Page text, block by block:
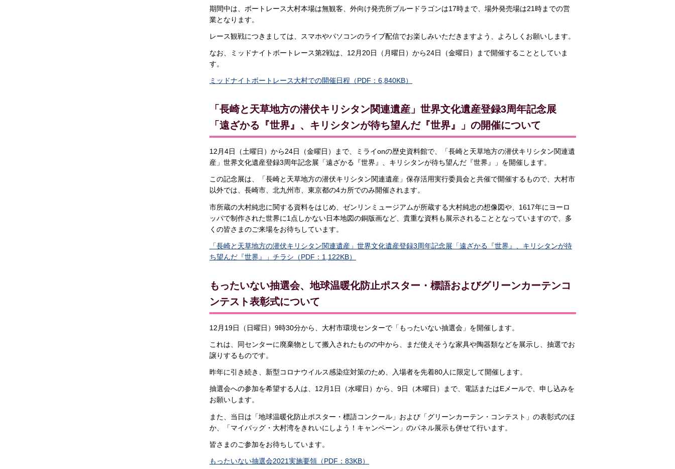
期間中は、ボートレース大村本場は無観客、外向け発売所ブルードラゴンは17時まで、場外発売場は21時までの営
業となります。
レース観戦につきましては、スマホやパソコンのライブ配信でお楽しみいただきますよう、よろしくお願いします。
なお、ミッドナイトボートレース第2戦は、12月20日（月曜日）から24日（金曜日）まで開催することとしていま
す。
ミッドナイトボートレース大村での開催日程（PDF：6,840KB）
「長崎と天草地方の潜伏キリシタン関連遺産」世界文化遺産登録3周年記念展
「遠ざかる『世界』、キリシタンが待ち望んだ『世界』」の開催について
12月4日（土曜日）から24日（金曜日）まで、ミライonの歴史資料館で、「長崎と天草地方の潜伏キリシタン関連遺
産」世界文化遺産登録3周年記念展「遠ざかる『世界』、キリシタンが待ち望んだ『世界』」を開催します。
この記念展は、「長崎と天草地方の潜伏キリシタン関連遺産」保存活用実行委員会と共催で開催するもので、大村市
以外では、長崎市、北九州市、東京都の4カ所でのみ開催されます。
市所蔵の大村純忠に関する資料をはじめ、ゼンリンミュージアムが所蔵する大村純忠の想像図や、1617年にヨーロ
ッパで制作された世界に1点しかない日本地図の銅版画など、貴重な資料も展示されることとなっていますので、多
くの皆さまのご来場をお待ちしています。
「長崎と天草地方の潜伏キリシタン関連遺産」世界文化遺産登録3周年記念展「遠ざかる『世界』、キリシタンが待
ち望んだ『世界』」チラシ（PDF：1,122KB）
もったいない抽選会、地球温暖化防止ポスター・標語およびグリーンカーテンコ
ンテスト表彰式について
12月19日（日曜日）9時30分から、大村市環境センターで「もったいない抽選会」を開催します。
これは、同センターに廃棄物として搬入されたものの中から、まだ使えそうな家具や陶器類などを展示し、抽選でお
譲りするものです。
昨年に引き続き、新型コロナウイルス感染症対策のため、入場者を先着80人に限定して開催します。
抽選会への参加を希望する人は、12月1日（水曜日）から、9日（木曜日）まで、電話またはEメールで、申し込みを
お願いします。
また、当日は「地球温暖化防止ポスター・標語コンクール」および「グリーンカーテン・コンテスト」の表彰式のほ
か、「マイバッグ・大村湾をきれいにしよう！キャンペーン」のパネル展示も併せて行います。
皆さまのご参加をお待ちしています。
もったいない抽選会2021実施要領（PDF：83KB）